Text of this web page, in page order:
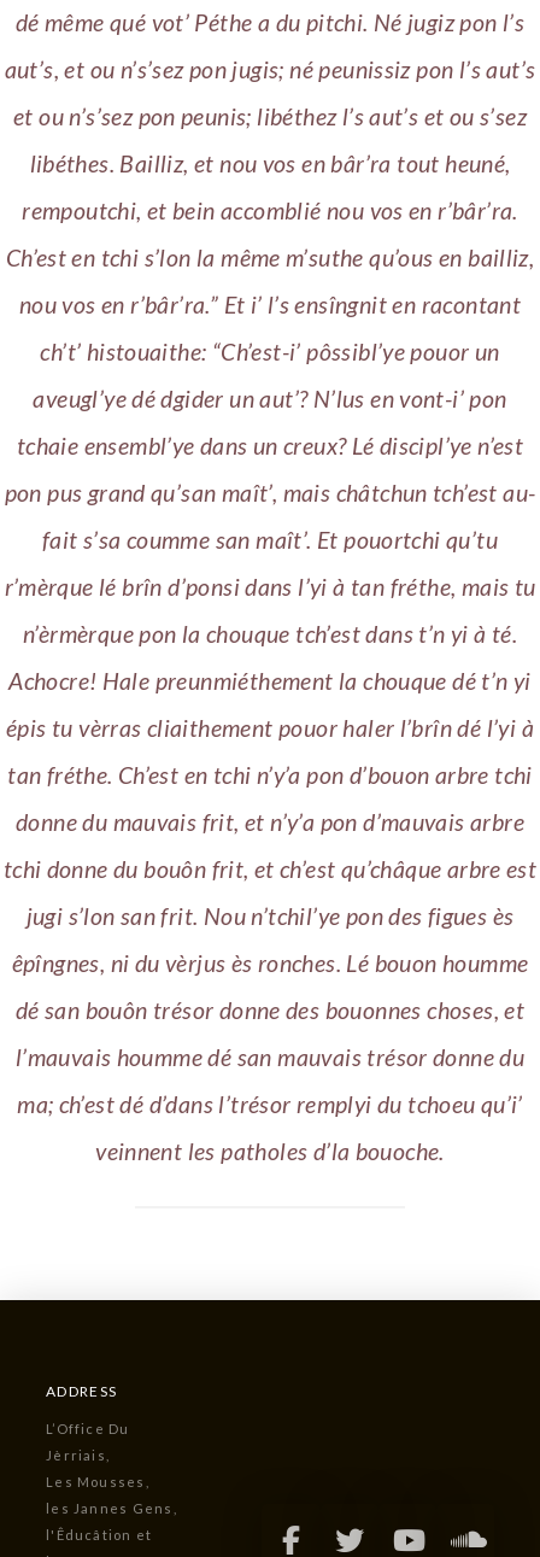
dé même qué vot’ Péthe a du pitchi. Né jugiz pon l’s
aut’s, et ou n’s’sez pon jugis; né peunissiz pon l’s aut’s
et ou n’s’sez pon peunis; libéthez l’s aut’s et ou s’sez
libéthes. Bailliz, et nou vos en bâr’ra tout heuné,
rempoutchi, et bein accomblié nou vos en r’bâr’ra.
Ch’est en tchi s’lon la même m’suthe qu’ous en bailliz,
nou vos en r’bâr’ra.” Et i’ l’s ensîngnit en racontant
ch’t’ histouaithe: “Ch’est-i’ pôssibl’ye pouor un
aveugl’ye dé dgider un aut’? N’lus en vont-i’ pon
tchaie ensembl’ye dans un creux? Lé discipl’ye n’est
pon pus grand qu’san maît’, mais châtchun tch’est au-
fait s’sa coumme san maît’. Et pouortchi qu’tu
r’mèrque lé brîn d’ponsi dans l’yi à tan fréthe, mais tu
n’èrmèrque pon la chouque tch’est dans t’n yi à té.
Achocre! Hale preunmiéthement la chouque dé t’n yi
épis tu vèrras cliaithement pouor haler l’brîn dé l’yi à
tan fréthe. Ch’est en tchi n’y’a pon d’bouon arbre tchi
donne du mauvais frit, et n’y’a pon d’mauvais arbre
tchi donne du bouôn frit, et ch’est qu’châque arbre est
jugi s’lon san frit. Nou n’tchil’ye pon des figues ès
êpîngnes, ni du vèrjus ès ronches. Lé bouon houmme
dé san bouôn trésor donne des bouonnes choses, et
l’mauvais houmme dé san mauvais trésor donne du
ma; ch’est dé d’dans l’trésor remplyi du tchoeu qu’i’
veinnent les patholes d’la bouoche.
ADDRESS
L’Office Du
Jèrriais,
Les Mousses,
les Jannes Gens,
l'Êducâtion et